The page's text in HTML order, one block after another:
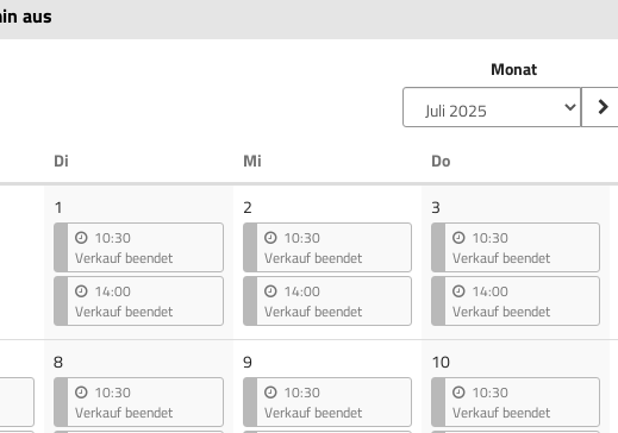
aus
Monat
Di Mi DoDonnerstag
1
10:30
Verkauf beendet
14:00
Verkauf beendet
2
10:30
Verkauf beendet
14:00
Verkauf beendet
3
10:30
Verkauf beendet
14:00
Verkauf beendet
8
10:30
Verkauf beendet
9
10:30
Verkauf beendet
10
10:30
Verkauf beendet